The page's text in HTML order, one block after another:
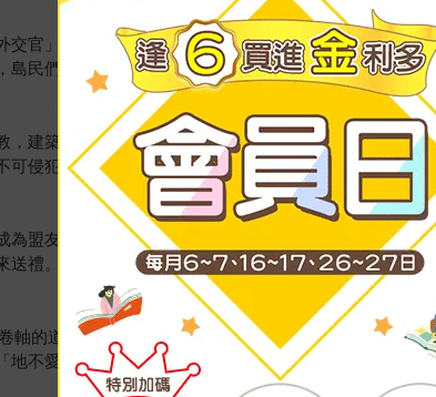
官」！對當地人來說早已失去神聖性的石像，是吸引
島民們甚至「歡呼」了起來。
建築用途早已多次轉變。也因此，當十九世紀初，額
侵犯的象徵，只因為他們自己也經常把斷垣殘壁當成自
盟友，頒布敕令允許英國領事移走古代文物作為贈禮
禮。只要用「石頭」就可以維持與英國的友好關係，這
軸的道士王圓籙，招致了後世罵名。但在當時，即便接
不愛寶」，大地並不吝嗇蘊藏的寶藏出土，換言之，發